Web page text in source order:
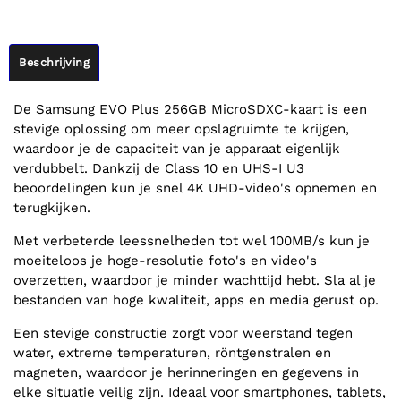
Beschrijving
De Samsung EVO Plus 256GB MicroSDXC-kaart is een
stevige oplossing om meer opslagruimte te krijgen,
waardoor je de capaciteit van je apparaat eigenlijk
verdubbelt. Dankzij de Class 10 en UHS-I U3
beoordelingen kun je snel 4K UHD-video's opnemen en
terugkijken.
Met verbeterde leessnelheden tot wel 100MB/s kun je
moeiteloos je hoge-resolutie foto's en video's
overzetten, waardoor je minder wachttijd hebt. Sla al je
bestanden van hoge kwaliteit, apps en media gerust op.
Een stevige constructie zorgt voor weerstand tegen
water, extreme temperaturen, röntgenstralen en
magneten, waardoor je herinneringen en gegevens in
elke situatie veilig zijn. Ideaal voor smartphones, tablets,